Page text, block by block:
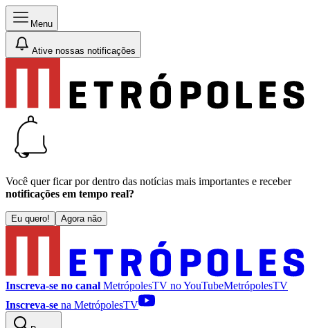
Menu
Ative nossas notificações
Você quer ficar por dentro das notícias mais importantes e receber
notificações em tempo real?
Eu quero! Agora não
Inscreva-se no canal MetrópolesTV noYouTubeMetrópolesTV
Inscreva-se na MetrópolesTV